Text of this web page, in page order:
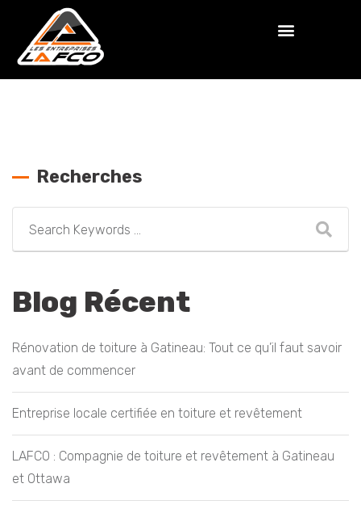
Recherches
Blog Récent
Rénovation de toiture à Gatineau: Tout ce qu’il faut savoir
avant de commencer
Entreprise locale certifiée en toiture et revêtement
LAFCO : Compagnie de toiture et revêtement à Gatineau
et Ottawa